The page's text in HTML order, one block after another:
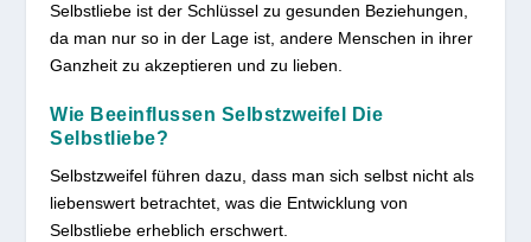
Selbstliebe ist der Schlüssel zu gesunden Beziehungen,
da man nur so in der Lage ist, andere Menschen in ihrer
Ganzheit zu akzeptieren und zu lieben.
Wie Beeinflussen Selbstzweifel Die
Selbstliebe?
Selbstzweifel führen dazu, dass man sich selbst nicht als
liebenswert betrachtet, was die Entwicklung von
Selbstliebe erheblich erschwert.